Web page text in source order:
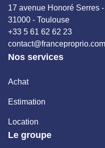
17 avenue Honoré Serres
31000 - Toulouse
+33 5 61 62 62 23
contact@franceproprio.com
Nos services
Achat
Estimation
Location
Le groupe